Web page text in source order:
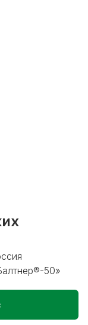
50»